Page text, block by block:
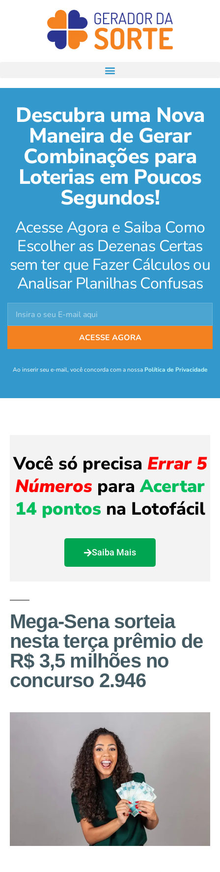
Descubra uma Nova
Maneira de Gerar
Combinações para
Loterias em Poucos
Segundos!
Acesse Agora e Saiba Como
Escolher as Dezenas Certas
sem ter que Fazer Cálculos ou
Analisar Planilhas Confusas
ACESSE AGORA
Ao inserir seu e-mail, você concorda com a nossa Política de Privacidade
Você só precisa Errar 5
Números paraAcertar
14 pontos na Lotofácil
Saiba Mais
Mega-Sena sorteia
nesta terça prêmio de
R$ 3,5 milhões no
concurso 2.946